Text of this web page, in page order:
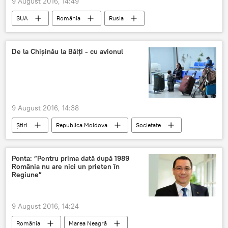
SUA România
Rusia
Joseph E. Stiglitz
Globalism
neoliberalism
Psihiatru
De la Chișinău la Bălți - cu avionul
9 August 2016, 14:38
Știri Republica Moldova
Societate
Iurie Chirinciuc
Bălți
reconstrucție
Aeroport
Ponta: ”Pentru prima dată după 1989
România nu are nici un prieten în
Regiune”
9 August 2016, 14:24
România
Marea Neagră